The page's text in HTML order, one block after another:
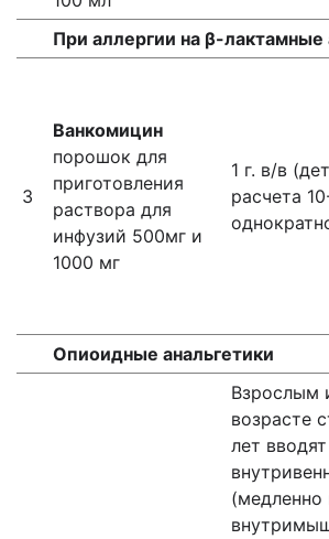
При аллергии на β-лактамные
3
Ванкомицин
порошок для
приготовления
раствора для
инфузий 500мг и
1000 мг
1 г. в/в
расчета
Опиоидные анальгетики
Взрослым
возрасте
лет вводят
(медленно